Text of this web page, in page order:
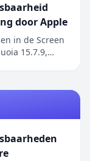
door Apple
in de Screen
15.7.9,